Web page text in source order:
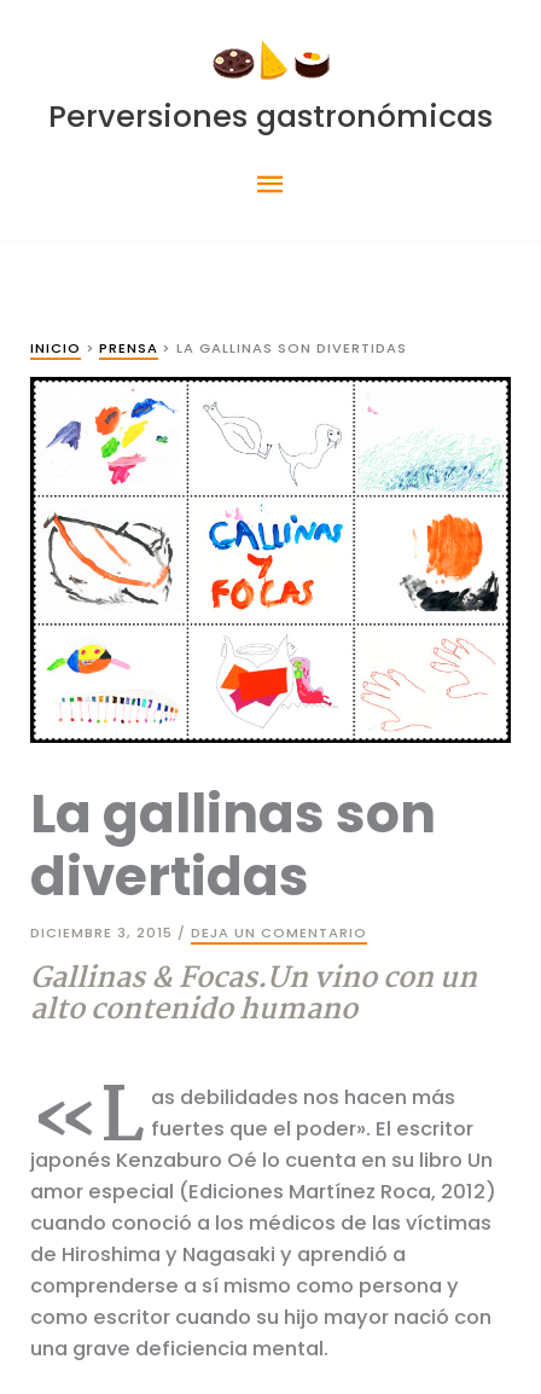
Perversiones gastronómicas
Menú
INICIO PRENSA LA GALLINAS SON DIVERTIDAS
La gallinas son
divertidas
DICIEMBRE 3, 2015 /DEJA UN COMENTARIO
Gallinas & Focas.Un vino con un
alto contenido humano
«L as debilidades nos hacen más
fuertes que el poder». El escritor
japonés Kenzaburo Oé lo cuenta en su libro Un
amor especial (Ediciones Martínez Roca, 2012)
cuando conoció a los médicos de las víctimas
de Hiroshima y Nagasaki y aprendió a
comprenderse a sí mismo como persona y
como escritor cuando su hijo mayor nació con
una grave deficiencia mental.